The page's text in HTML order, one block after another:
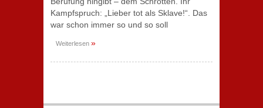
Kampfspruch: „Lieber tot als Sklave!“. Das
war schon immer so und so soll
Weiterlesen »